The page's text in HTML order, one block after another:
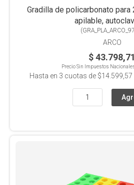
Gradilla de policarbonato
apilable,
(
ARCO
$ 43.798,71
Precio Sin Impuestos
Hasta en 3 cuotas de $14.599,57